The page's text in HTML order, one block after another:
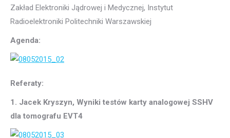
Zakład Elektroniki Jądrowej i Medycznej, Instytut
Radioelektroniki Politechniki Warszawskiej
Agenda:
Referaty:
1. Jacek Kryszyn, Wyniki testów karty analogowej SSHV
dla tomografu EVT4